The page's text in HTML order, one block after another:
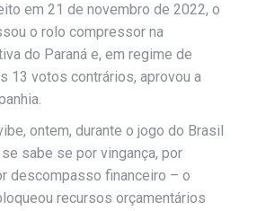
em 21 de novembro de 2022, o
o rolo compressor na
do Paraná e, em regime de
13 votos contrários, aprovou a
ontem, durante o jogo do Brasil
sabe se por vingança, por
descompasso financeiro – o
recursos orçamentários